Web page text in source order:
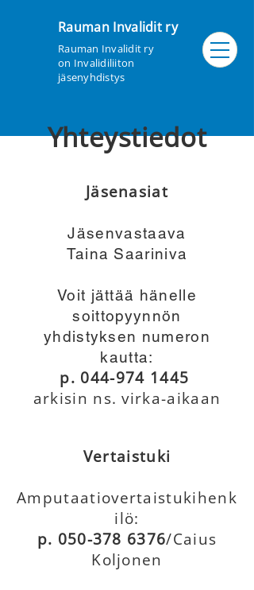
Rauman Invalidit ry
Rauman Invalidit ry
on Invalidiliiton
jäsenyhdistys
Yhteystiedot
Jäsenasiat
Jäsenvastaava
Taina Saariniva
Voit jättää hänelle
soittopyynnön
yhdistyksen numeron
kautta:
p. 044-974 1445
arkisin ns. virka-aikaan
Vertaistuki
Amputaatiovertaistukihenk
ilö:
p. 050-378 6376/​Caius
Koljonen